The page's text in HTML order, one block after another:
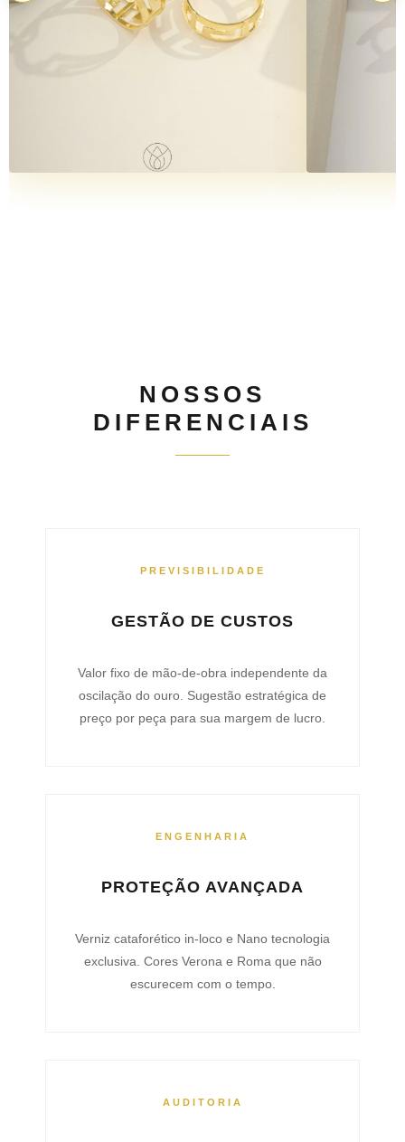
NOSSOS
DIFERENCIAIS
PREVISIBILIDADE
GESTÃO DE CUSTOS
Valor fixo de mão-de-obra independente da
oscilação do ouro. Sugestão estratégica de
preço por peça para sua margem de lucro.
ENGENHARIA
PROTEÇÃO AVANÇADA
Verniz cataforético in-loco e Nano tecnologia
exclusiva. Cores Verona e Roma que não
escurecem com o tempo.
AUDITORIA